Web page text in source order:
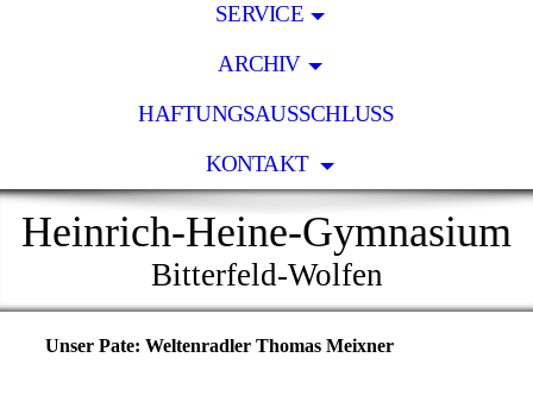
SERVICE
ARCHIV
HAFTUNGSAUSSCHLUSS
KONTAKT
Heinrich-Heine-Gymnasium
Bitterfeld-Wolfen
Unser Pate: Weltenradler Thomas Meixner